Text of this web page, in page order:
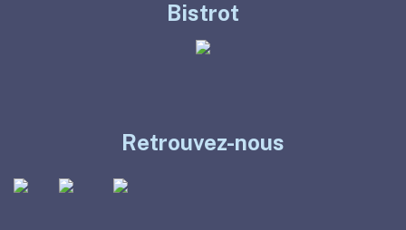
Bistrot
Retrouvez-nous